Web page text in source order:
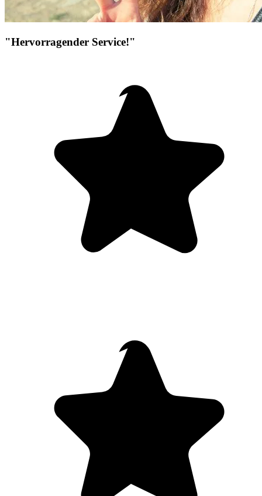
"Hervorragender Service!"